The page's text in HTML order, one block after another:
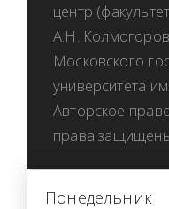
центр
А.Н.
Московского
университета
Авторское
права
Понедельник